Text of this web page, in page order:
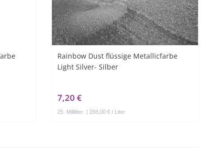
Rainbow Dust flüssige Metallicfarbe
Light Silver- Silber
7,20 €
25 Milliliter | 288,00 € / Liter